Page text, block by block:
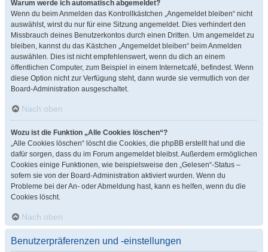
Warum werde ich automatisch abgemeldet?
Wenn du beim Anmelden das Kontrollkästchen „Angemeldet bleiben“ nicht
auswählst, wirst du nur für eine Sitzung angemeldet. Dies verhindert den
Missbrauch deines Benutzerkontos durch einen Dritten. Um angemeldet zu
bleiben, kannst du das Kästchen „Angemeldet bleiben“ beim Anmelden
auswählen. Dies ist nicht empfehlenswert, wenn du dich an einem
öffentlichen Computer, zum Beispiel in einem Internetcafé, befindest. Wenn
diese Option nicht zur Verfügung steht, dann wurde sie vermutlich von der
Board-Administration ausgeschaltet.
Nach oben
Wozu ist die Funktion „Alle Cookies löschen“?
„Alle Cookies löschen“ löscht die Cookies, die phpBB erstellt hat und die
dafür sorgen, dass du im Forum angemeldet bleibst. Außerdem ermöglichen
Cookies einige Funktionen, wie beispielsweise den „Gelesen“-Status –
sofern sie von der Board-Administration aktiviert wurden. Wenn du
Probleme bei der An- oder Abmeldung hast, kann es helfen, wenn du die
Cookies löscht.
Nach oben
Benutzerpräferenzen und -einstellungen